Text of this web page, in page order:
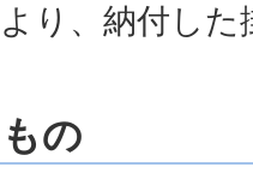
り、納付した
の